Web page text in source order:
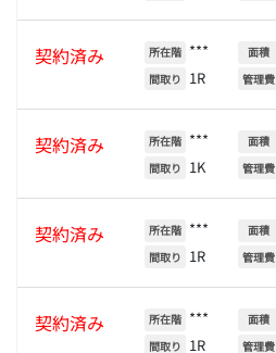
契約済み 所在階 ***
間取り 1R
面積
管理費
契約済み 所在階 ***
間取り 1K
面積
管理費
契約済み 所在階 ***
間取り 1R
面積
管理費
契約済み 所在階 ***
間取り 1R
面積
管理費